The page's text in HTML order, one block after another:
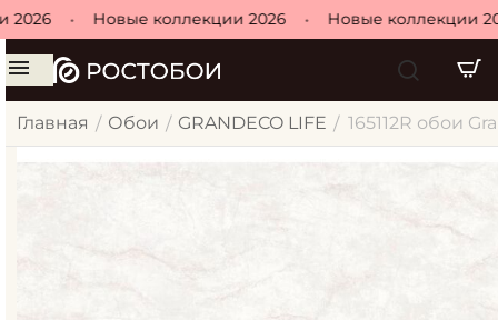
2026 Новые коллекции 2026 Новые коллекции
Главная / Обои / GRANDECO LIFE / 165112R обои